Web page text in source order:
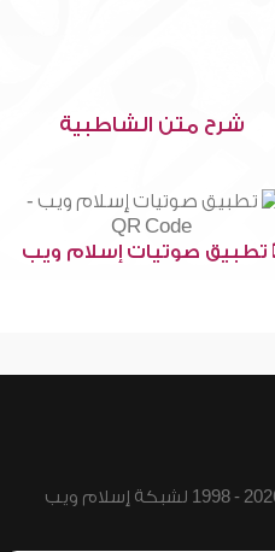
شرح متن الشاطبية
تطبيق صوتيات إسلام ويب